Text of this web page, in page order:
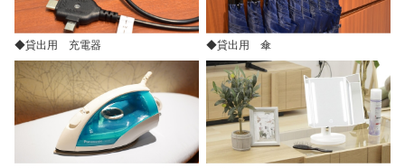
◆貸出用 充電器 ◆貸出用 傘